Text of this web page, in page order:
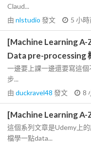
Claud...
由 nlstudio 發文 5 小
[Machine Learning A-
Data pre-processing
一邊要上課一邊還要寫這
步...
由 duckravel48 發文 8
[Machine Learning A-
這個系列文章是Udemy上
檔學一點data...